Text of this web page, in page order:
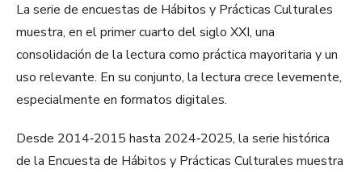
La serie de encuestas de Hábitos y Prácticas Culturales
muestra, en el primer cuarto del siglo XXI, una
consolidación de la lectura como práctica mayoritaria y un
uso relevante. En su conjunto, la lectura crece levemente,
especialmente en formatos digitales.
Desde 2014‑2015 hasta 2024‑2025, la serie histórica
de la Encuesta de Hábitos y Prácticas Culturales muestra